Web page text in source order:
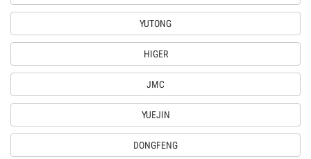
YUTONG
HIGER
JMC
YUEJIN
DONGFENG